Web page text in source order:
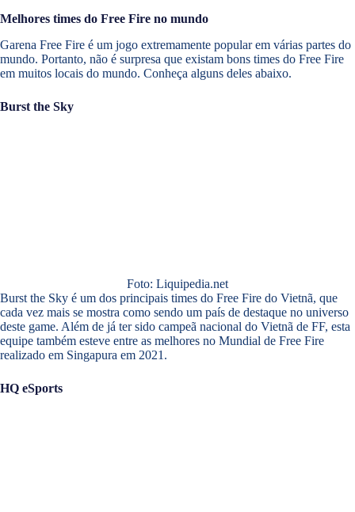
Melhores times do Free Fire no mundo
Garena Free Fire é um jogo extremamente popular em várias partes do
mundo. Portanto, não é surpresa que existam bons times do Free Fire
em muitos locais do mundo. Conheça alguns deles abaixo.
Burst the Sky
Foto: Liquipedia.net
Burst the Sky é um dos principais times do Free Fire do Vietnã, que
cada vez mais se mostra como sendo um país de destaque no universo
deste game. Além de já ter sido campeã nacional do Vietnã de FF, esta
equipe também esteve entre as melhores no Mundial de Free Fire
realizado em Singapura em 2021.
HQ eSports